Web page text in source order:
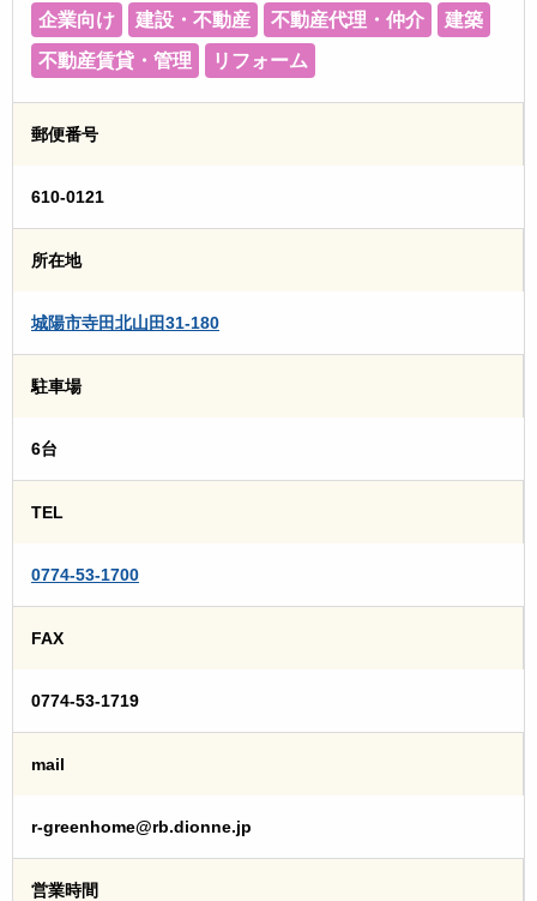
企業向け
建設・不動産 不動産代理・仲介
建築
不動産賃貸・管理
リフォーム
郵便番号
610-0121
所在地
城陽市寺田北山田31-180
駐車場
6台
TEL
0774-53-1700
FAX
0774-53-1719
mail
r-greenhome@rb.dionne.jp
営業時間